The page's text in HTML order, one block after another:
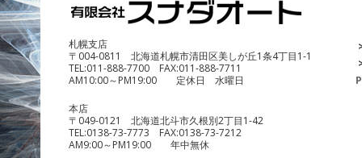
¥690,000
札幌支店
〒004-0811 北海道札幌市清田区美しが丘1条4丁目1-1
TEL:011-888-7700 FAX:011-888-7711
AM10:00～PM19:00 定休日 水曜日
本店
〒049-0121 北海道北斗市久根別2丁目1-42
TEL:0138-73-7773 FAX:0138-73-7212
AM9:00～PM19:00 年中無休